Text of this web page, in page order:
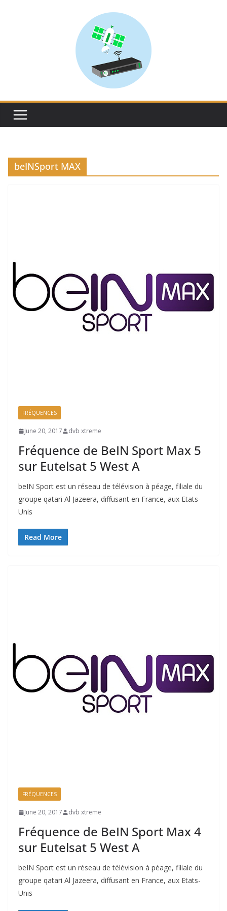
beINSport MAX
FRÉQUENCES
June 20, 2017 dvb xtreme
Fréquence de BeIN Sport Max 5
sur Eutelsat 5 West A
beIN Sport est un réseau de télévision à péage, filiale du
groupe qatari Al Jazeera, diffusant en France, aux Etats-
Unis
Read More
FRÉQUENCES
June 20, 2017 dvb xtreme
Fréquence de BeIN Sport Max 4
sur Eutelsat 5 West A
beIN Sport est un réseau de télévision à péage, filiale du
groupe qatari Al Jazeera, diffusant en France, aux Etats-
Unis